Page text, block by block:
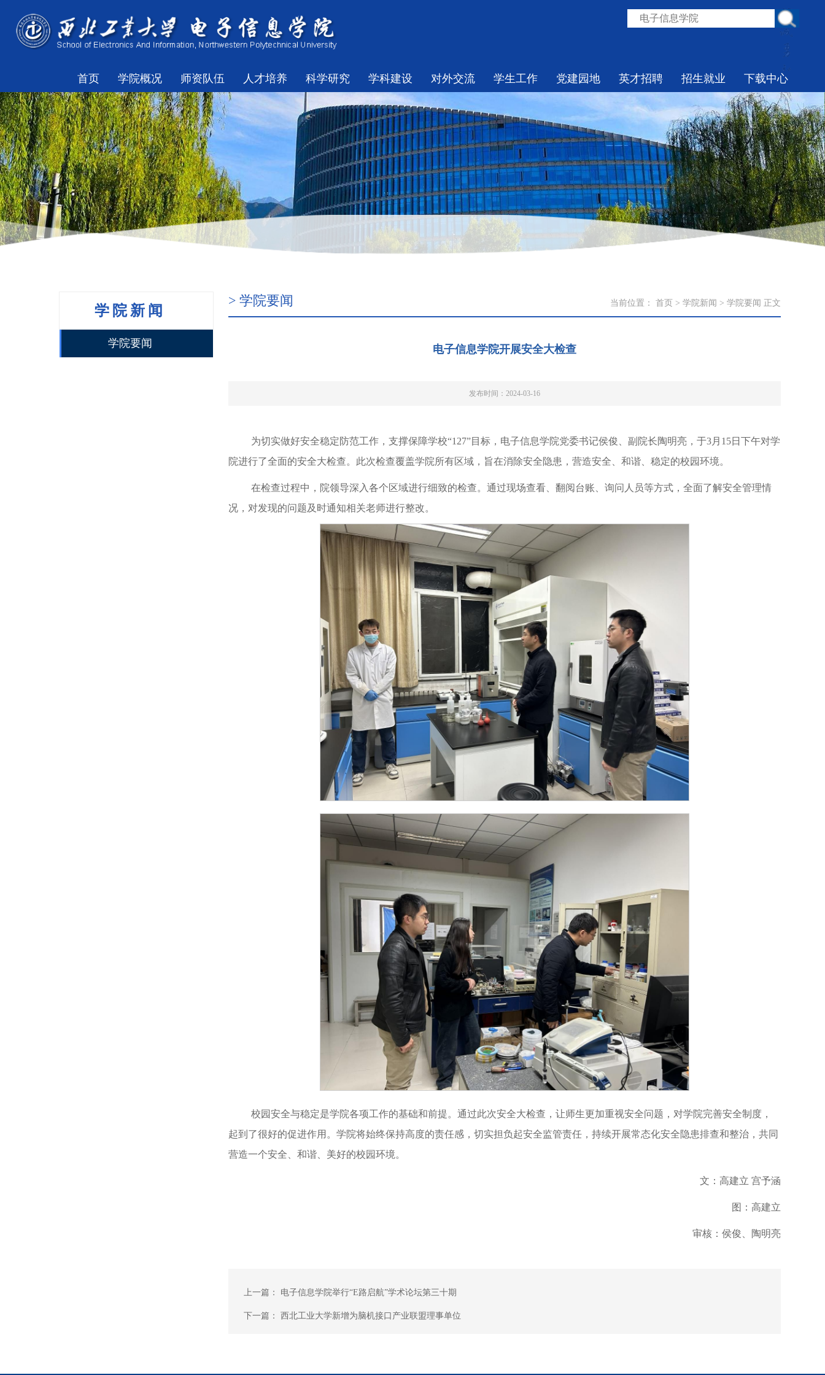
首页 学院概况 师资队伍 人才培养 科学研究 学科建设 对外交流 学生工作 党建园地 英才招聘 招生就业 下载中心
学院新闻
学院要闻
> 学院要闻 当前位置： 首页 > 学院新闻 > 学院要闻 正文
电子信息学院开展安全大检查
发布时间：2024-03-16
为切实做好安全稳定防范工作，支撑保障学校“127”目标，电子信息学院党委书记侯俊、副院长陶明亮，于3月15日下午对学
院进行了全面的安全大检查。此次检查覆盖学院所有区域，旨在消除安全隐患，营造安全、和谐、稳定的校园环境。
在检查过程中，院领导深入各个区域进行细致的检查。通过现场查看、翻阅台账、询问人员等方式，全面了解安全管理情
况，对发现的问题及时通知相关老师进行整改。
校园安全与稳定是学院各项工作的基础和前提。通过此次安全大检查，让师生更加重视安全问题，对学院完善安全制度，
起到了很好的促进作用。学院将始终保持高度的责任感，切实担负起安全监管责任，持续开展常态化安全隐患排查和整治，共同
营造一个安全、和谐、美好的校园环境。
文：高建立 宫予涵
图：高建立
审核：侯俊、陶明亮
上一篇： 电子信息学院举行“E路启航”学术论坛第三十期
下一篇： 西北工业大学新增为脑机接口产业联盟理事单位